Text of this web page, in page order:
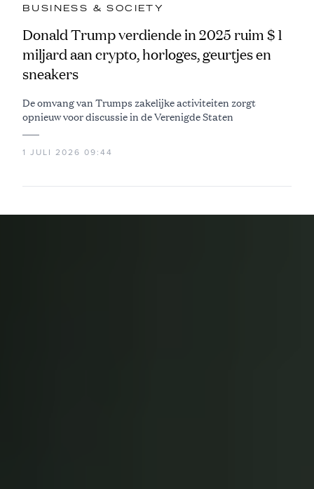
BUSINESS & SOCIETY
Donald Trump verdiende in 2025 ruim $ 1
miljard aan crypto, horloges, geurtjes en
sneakers
De omvang van Trumps zakelijke activiteiten zorgt
opnieuw voor discussie in de Verenigde Staten
1 JULI 2026 09:44